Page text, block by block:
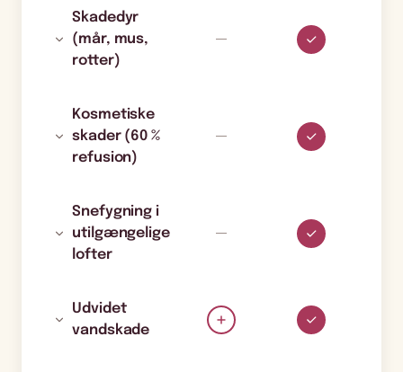
Skadedyr
(mår, mus,
rotter)
Kosmetiske
skader (60 %
refusion)
Snefygning i
utilgængelige
lofter
Udvidet
vandskade